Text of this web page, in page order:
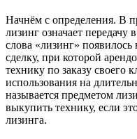
Начнём с определения. В
лизинг означает
слова «лизинг»
сделку, при которой
технику по заказу своего
использования на
называется предметом
выкупить технику, если
лизинга.